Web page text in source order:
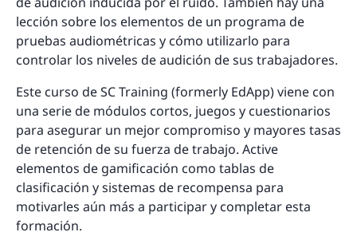
lección sobre los elementos de un programa de
pruebas audiométricas y cómo utilizarlo para
controlar los niveles de audición de sus trabajadores.
Este curso de SC Training (formerly EdApp) viene con
una serie de módulos cortos, juegos y cuestionarios
para asegurar un mejor compromiso y mayores tasas
de retención de su fuerza de trabajo. Active
elementos de gamificación como tablas de
clasificación y sistemas de recompensa para
motivarles aún más a participar y completar esta
formación.